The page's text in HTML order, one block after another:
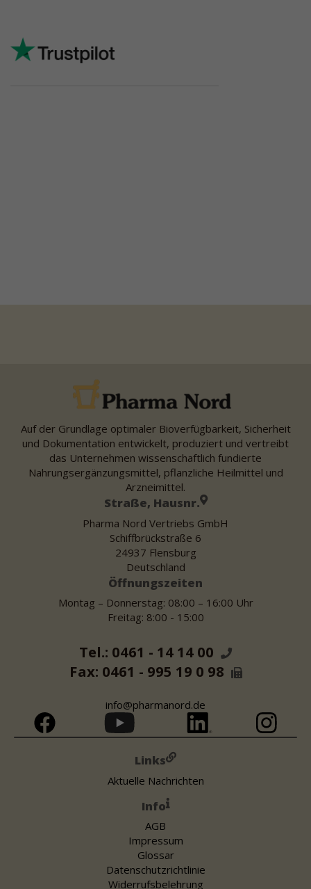
Auf der Grundlage optimaler Bioverfügbarkeit, Sicherheit
und Dokumentation entwickelt, produziert und vertreibt
das Unternehmen wissenschaftlich fundierte
Nahrungsergänzungsmittel, pflanzliche Heilmittel und
Arzneimittel.
Straße, Hausnr.
Pharma Nord Vertriebs GmbH
Schiffbrückstraße 6
24937 Flensburg
Deutschland
Öffnungszeiten
Montag – Donnerstag: 08:00 – 16:00 Uhr
Freitag: 8:00 - 15:00
Tel.: 0461 - 14 14 00
Fax: 0461 - 995 19 0 98
info@pharmanord.de
Links
Aktuelle Nachrichten
Info
AGB
Impressum
Glossar
Datenschutzrichtlinie
Widerrufsbelehrung